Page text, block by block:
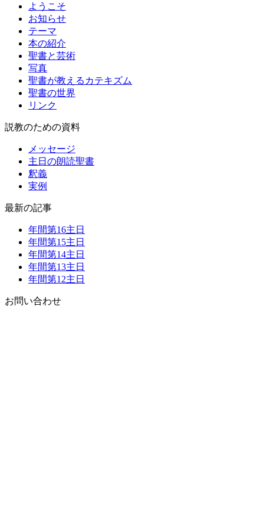
ようこそ
お知らせ
テーマ
本の紹介
聖書と芸術
写真
聖書が教えるカテキズム
聖書の世界
リンク
説教のための資料
メッセージ
主日の朗読聖書
釈義
実例
最新の記事
年間第16主日
年間第15主日
年間第14主日
年間第13主日
年間第12主日
お問い合わせ